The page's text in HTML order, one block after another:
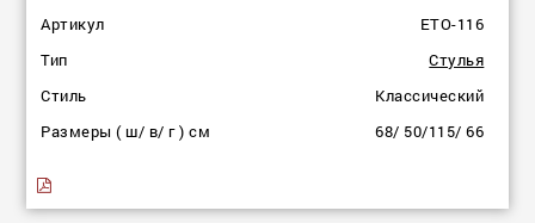
Артикул
ETO-116
Тип
Стулья
Стиль
Классический
Размеры ( ш/ в/ г ) см
68/ 50/115/ 66